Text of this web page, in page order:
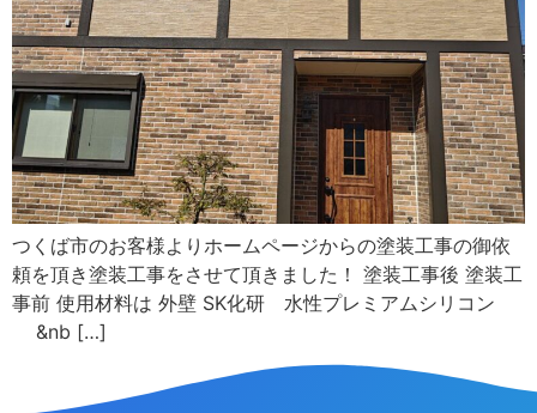
つくば市のお客様よりホームページからの塗装工事の御依
頼を頂き塗装工事をさせて頂きました！ 塗装工事後 塗装工
事前 使用材料は 外壁 SK化研 水性プレミアムシリコン
&nb […]